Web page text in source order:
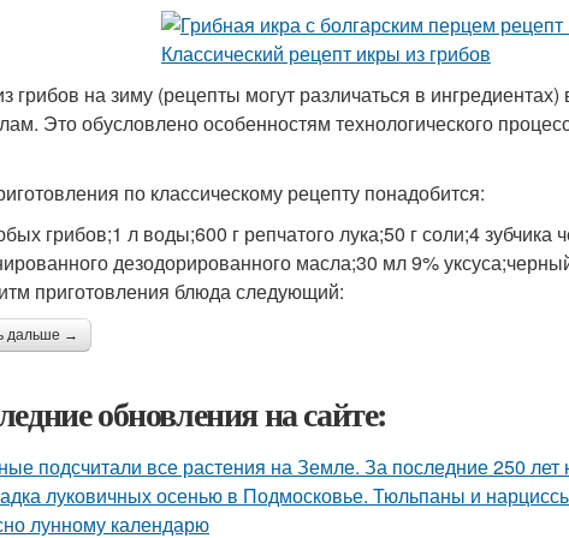
грибов на зиму (рецепты могут различаться в
Это обусловлено особенностям технологического
по классическому рецепту понадобится:
грибов;1 л воды;600 г репчатого лука;50 г соли;4 зубчика
дезодорированного масла;30 мл 9%
приготовления блюда следующий:
дальше →
обновления на сайте:
подсчитали все растения на Земле. За последние 250
луковичных осенью в Подмосковье. Тюльпаны и
лунному календарю